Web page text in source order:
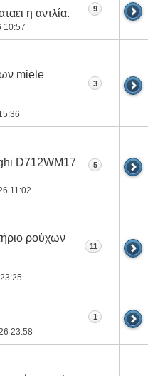
η αντλία.
10:57
9
miele
3
D712WM17
11:02
5
ρούχων
23:25
11
23:58
1